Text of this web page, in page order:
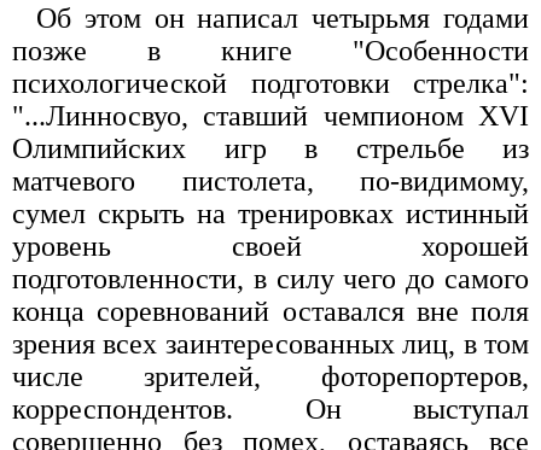
Об этом он написал четырьмя годами
позже в книге "Особенности
психологической подготовки стрелка":
"...Линносвуо, ставший чемпионом XVI
Олимпийских игр в стрельбе из
матчевого пистолета, по-видимому,
сумел скрыть на тренировках истинный
уровень своей хорошей
подготовленности, в силу чего до самого
конца соревнований оставался вне поля
зрения всех заинтересованных лиц, в том
числе зрителей, фоторепортеров,
корреспондентов. Он выступал
совершенно без помех, оставаясь все